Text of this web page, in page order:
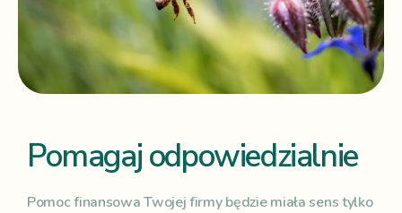
Pomagaj odpowiedzialnie
Pomoc finansowa Twojej firmy będzie miała sens tylko